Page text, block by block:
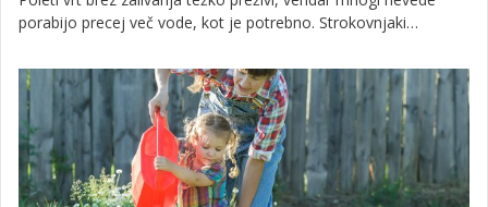
porabijo precej več vode, kot je potrebno. Strokovnjaki
temveč predvsem od tega, kako to počnete. Z nekaj
preprostimi spremembami lahko rastline ostanejo zdrave,
račun za vodo pa precej nižji.